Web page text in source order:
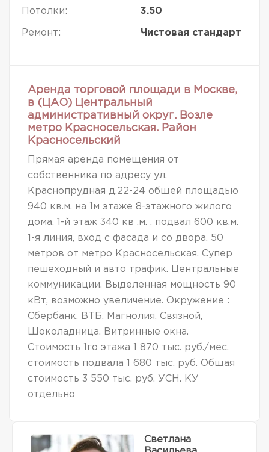
Потолки: 3.50
Ремонт: Чистовая стандарт
Аренда торговой площади в Москве,
в (ЦАО) Центральный
административный округ. Возле
метро Красносельская. Район
Красносельский
Прямая аренда помещения от
собственника по адресу ул.
Краснопрудная д.22-24 общей площадью
940 кв.м. на 1м этаже 8-этажного жилого
дома. 1-й этаж 340 кв .м. , подвал 600 кв.м.
1-я линия, вход с фасада и со двора. 50
метров от метро Красносельская. Супер
пешеходный и авто трафик. Центральные
коммуникации. Выделенная мощность 90
кВт, возможно увеличение. Окружение :
Сбербанк, ВТБ, Магнолия, Связной,
Шоколадница. Витринные окна.
Стоимость 1го этажа 1 870 тыс. руб./мес.
стоимость подвала 1 680 тыс. руб. Общая
стоимость 3 550 тыс. руб. УСН. КУ
отдельно
Светлана